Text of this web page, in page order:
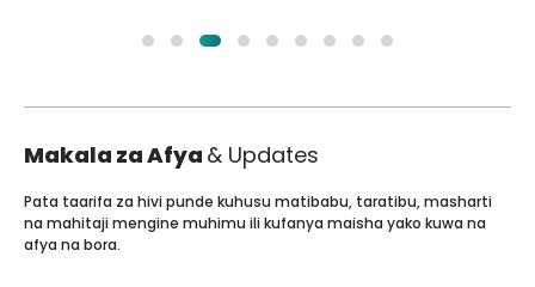
Makala za Afya & Updates
Pata taarifa za hivi punde kuhusu matibabu, taratibu, masharti
na mahitaji mengine muhimu ili kufanya maisha yako kuwa na
afya na bora.